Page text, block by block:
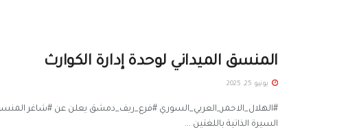
المنسق الميداني لوحدة إدارة الكوارث
يونيو 25, 2025
السيرة الذاتية باللغتين ...